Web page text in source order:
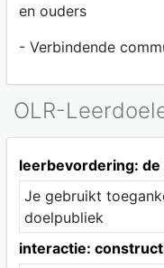
en ouders
- Verbindende
OLR-
leerbevordering:
Je gebruikt
doelpubliek
interactie: